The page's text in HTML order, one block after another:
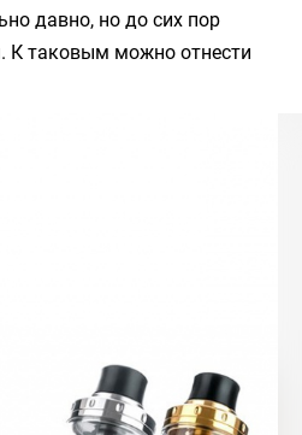
давно, но до сих пор
К таковым можно отнести